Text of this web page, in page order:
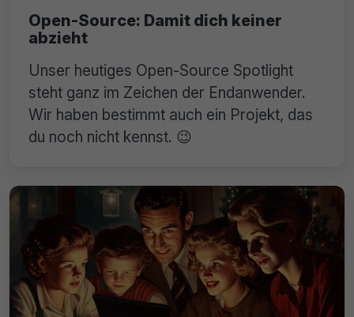
Open-Source: Damit dich keiner
abzieht
Unser heutiges Open-Source Spotlight
steht ganz im Zeichen der Endanwender.
Wir haben bestimmt auch ein Projekt, das
du noch nicht kennst. 😉